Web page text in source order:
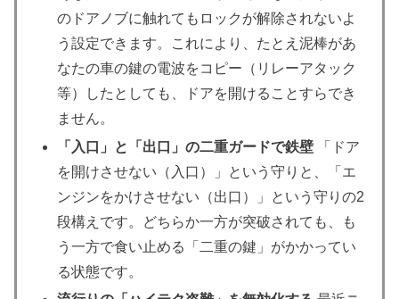
のドアノブに触れてもロックが解除されないよ
う設定できます。これにより、たとえ泥棒があ
なたの車の鍵の電波をコピー（リレーアタック
等）したとしても、ドアを開けることすらでき
ません。
「入口」と「出口」の二重ガードで鉄壁 「ドア
を開けさせない（入口）」という守りと、「エ
ンジンをかけさせない（出口）」という守りの2
段構えです。どちらか一方が突破されても、も
う一方で食い止める「二重の鍵」がかかってい
る状態です。